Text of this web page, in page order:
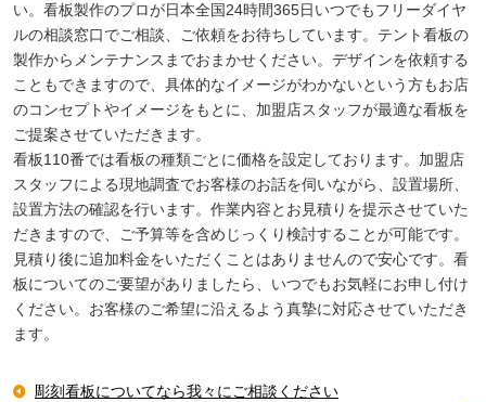
い。看板製作のプロが日本全国24時間365日いつでもフリーダイヤ
ルの相談窓口でご相談、ご依頼をお待ちしています。テント看板の
製作からメンテナンスまでおまかせください。デザインを依頼する
こともできますので、具体的なイメージがわかないという方もお店
のコンセプトやイメージをもとに、加盟店スタッフが最適な看板を
ご提案させていただきます。
看板110番では看板の種類ごとに価格を設定しております。加盟店
スタッフによる現地調査でお客様のお話を伺いながら、設置場所、
設置方法の確認を行います。作業内容とお見積りを提示させていた
だきますので、ご予算等を含めじっくり検討することが可能です。
見積り後に追加料金をいただくことはありませんので安心です。看
板についてのご要望がありましたら、いつでもお気軽にお申し付け
ください。お客様のご希望に沿えるよう真摯に対応させていただき
ます。
彫刻看板についてなら我々にご相談ください